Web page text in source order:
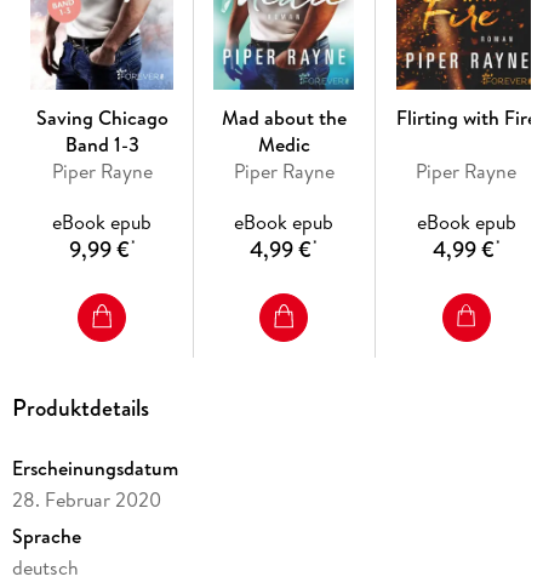
Saving Chicago
Band 1-3
Piper Rayne
eBook epub
9,99 €*
Mad about the
Medic
Piper Rayne
eBook epub
4,99 €*
Flirting with Fire
Piper Rayne
eBook epub
4,99 €*
Produktdetails
Erscheinungsdatum
28. Februar 2020
Sprache
deutsch